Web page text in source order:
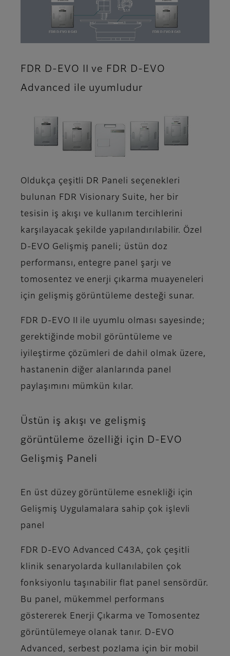
FDR D-EVO II ve FDR D-EVO
Advanced ile uyumludur
Oldukça çeşitli DR Paneli seçenekleri
bulunan FDR Visionary Suite, her bir
tesisin iş akışı ve kullanım tercihlerini
karşılayacak şekilde yapılandırılabilir. Özel
D-EVO Gelişmiş paneli; üstün doz
performansı, entegre panel şarjı ve
tomosentez ve enerji çıkarma muayeneleri
için gelişmiş görüntüleme desteği sunar.
FDR D-EVO II ile uyumlu olması sayesinde;
gerektiğinde mobil görüntüleme ve
iyileştirme çözümleri de dahil olmak üzere,
hastanenin diğer alanlarında panel
paylaşımını mümkün kılar.
Üstün iş akışı ve gelişmiş
görüntüleme özelliği için D-EVO
Gelişmiş Paneli
En üst düzey görüntüleme esnekliği için
Gelişmiş Uygulamalara sahip çok işlevli
panel
FDR D-EVO Advanced C43A, çok çeşitli
klinik senaryolarda kullanılabilen çok
fonksiyonlu taşınabilir flat panel sensördür.
Bu panel, mükemmel performans
göstererek Enerji Çıkarma ve Tomosentez
görüntülemeye olanak tanır. D-EVO
Advanced, serbest pozlama için bir mobil